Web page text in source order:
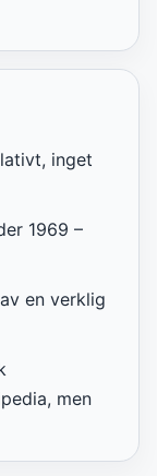
inget
1969 –
en verklig
men